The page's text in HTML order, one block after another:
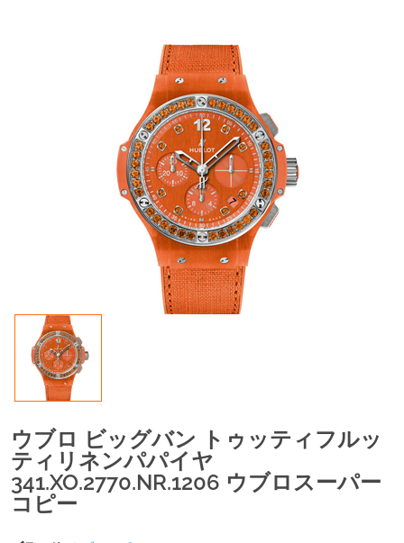
ウブロ ビッグバン トゥッティフルッ
ティリネンパパイヤ
341.XO.2770.NR.1206 ウブロスーパー
コピー